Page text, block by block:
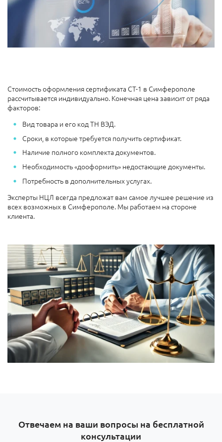
Стоимость оформления сертификата СТ-1 в Симферополе
рассчитывается индивидуально. Конечная цена зависит от ряда
факторов:
Вид товара и его код ТН ВЭД.
Сроки, в которые требуется получить сертификат.
Наличие полного комплекта документов.
Необходимость «дооформить» недостающие документы.
Потребность в дополнительных услугах.
Эксперты НЦЛ всегда предложат вам самое лучшее решение из
всех возможных в Симферополе. Мы работаем на стороне
клиента.
Отвечаем на ваши вопросы на бесплатной
консультации